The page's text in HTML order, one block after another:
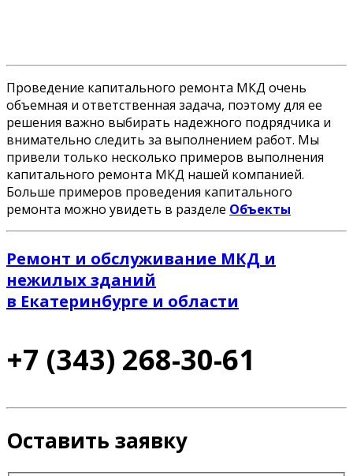
Проведение капитального ремонта МКД очень
объемная и ответственная задача, поэтому для ее
решения важно выбирать надежного подрядчика и
внимательно следить за выполнением работ. Мы
привели только несколько примеров выполнения
капитального ремонта МКД нашей компанией.
Больше примеров проведения капитального
ремонта можно увидеть в разделе Объекты
Ремонт и обслуживание МКД и
нежилых зданий
в Екатеринбурге и области
+7 (343) 268-30-61
Оставить заявку